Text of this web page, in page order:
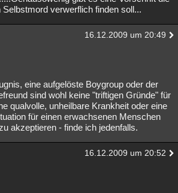
verwerflich finden soll...
16.12.2009 um 20:49
eine aufgelöste Boygroup oder der
sind wohl keine "triftigen Gründe" für
qualvolle, unheilbare Krankheit oder eine
für einen erwachsenen Menschen
akzeptieren - finde ich jedenfalls.
16.12.2009 um 20:52